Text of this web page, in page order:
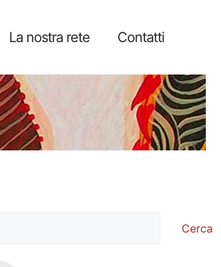
La nostra rete Contatti
Cerca